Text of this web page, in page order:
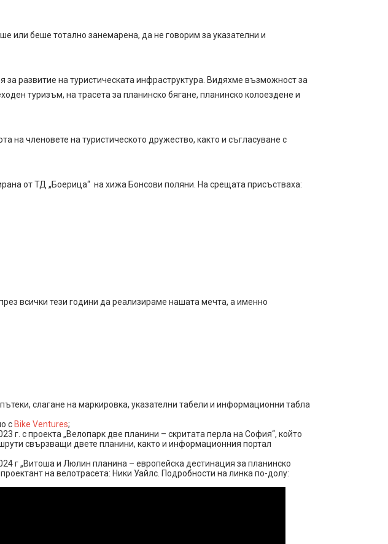
или беше тотално занемарена, да не говорим за указателни и
развитие на туристическата инфраструктура. Видяхме възможност за
туризъм, на трасета за планинско бягане, планинско колоездене и
на членовете на туристическото дружество, както и съгласуване с
от ТД „Боерица“ на хижа Бонсови поляни. На срещата присъстваха:
всички тези години да реализираме нашата мечта, а именно
слагане на маркировка, указателни табели и информационни табла
с Bike Ventures;
с проекта „Велопарк две планини – скритата перла на София“, който
свързващи двете планини, както и информационния портал
г „Витоша и Люлин планина – европейска дестинация за планинско
на велотрасета: Ники Уайлс. Подробности на линка по-долу: